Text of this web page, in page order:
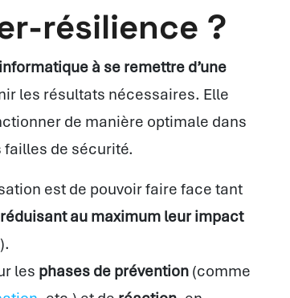
résilience ?
à se remettre d’une
les résultats nécessaires. Elle
de manière optimale dans
de sécurité.
est de pouvoir faire face tant
réduisant au maximum leur impact
les phases de prévention (comme